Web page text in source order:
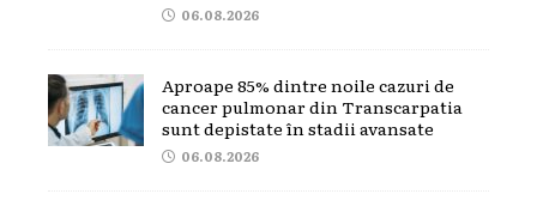
06.08.2026
Aproape 85% dintre noile cazuri de
cancer pulmonar din Transcarpatia
sunt depistate în stadii avansate
06.08.2026